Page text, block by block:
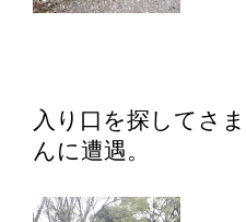
入り口を探してさ
んに遭遇。